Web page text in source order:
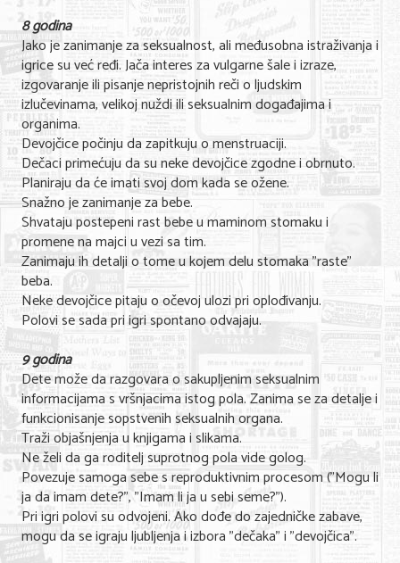
KONTAKT
O NAMA
8 godina
Jako je zanimanje za seksualnost, ali međusobna istraživanja i
igrice su već ređi. Jača interes za vulgarne šale i izraze,
izgovaranje ili pisanje nepristojnih reči o ljudskim
izlučevinama, velikoj nuždi ili seksualnim događajima i
organima.
Devojčice počinju da zapitkuju o menstruaciji.
Dečaci primećuju da su neke devojčice zgodne i obrnuto.
Planiraju da će imati svoj dom kada se ožene.
Snažno je zanimanje za bebe.
Shvataju postepeni rast bebe u maminom stomaku i
promene na majci u vezi sa tim.
Zanimaju ih detalji o tome u kojem delu stomaka "raste"
beba.
Neke devojčice pitaju o očevoj ulozi pri oplođivanju.
Polovi se sada pri igri spontano odvajaju.
9 godina
Dete može da razgovara o sakupljenim seksualnim
informacijama s vršnjacima istog pola. Zanima se za detalje i
funkcionisanje sopstvenih seksualnih organa.
Traži objašnjenja u knjigama i slikama.
Ne želi da ga roditelj suprotnog pola vide golog.
Povezuje samoga sebe s reproduktivnim procesom ("Mogu li
ja da imam dete?", "Imam li ja u sebi seme?").
Pri igri polovi su odvojeni. Ako dođe do zajedničke zabave,
mogu da se igraju ljubljenja i izbora "dečaka" i "devojčica".